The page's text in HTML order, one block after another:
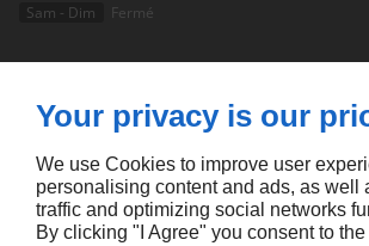
Sam - Dim
Fermé
Accueil
Nous contacter
Plan du site
Suivez nous :
Your privacy is our
We use Cookies to improve user
personalising content and ads, as well
traffic and optimizing social networks
By clicking "I Agree" you consent to